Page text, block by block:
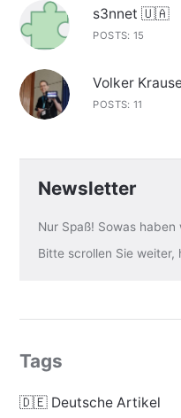
s3nnet 🇺🇦
POSTS: 15
Volker
POSTS: 11
Newsletter
Nur Spaß! Sowas haben
Bitte scrollen Sie weiter,
Tags
🇩🇪 Deutsche Artikel